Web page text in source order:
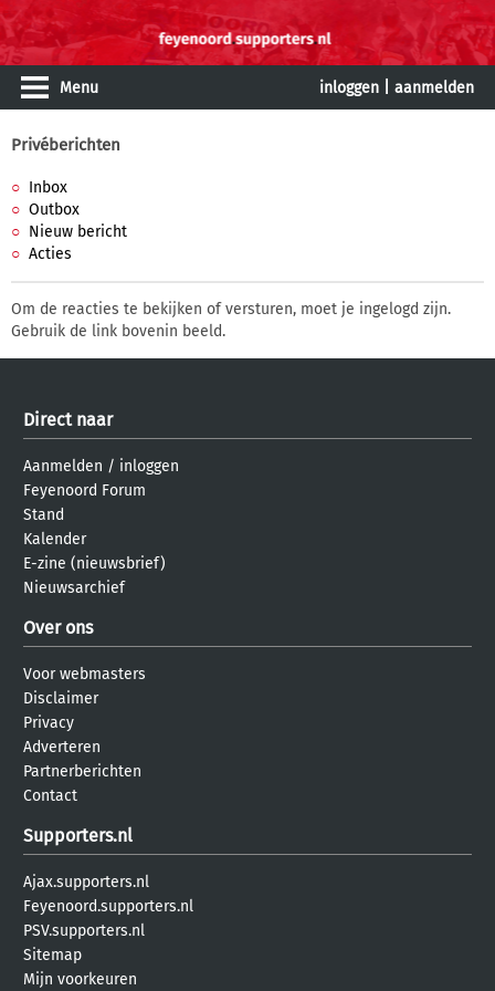
Menu inloggen aanmelden
Privéberichten
Inbox
Outbox
Nieuw bericht
Acties
Om de reacties te bekijken of versturen, moet je ingelogd zijn.
Gebruik de link bovenin beeld.
Direct naar
Aanmelden / inloggen
Feyenoord Forum
Stand
Kalender
E-zine (nieuwsbrief)
Nieuwsarchief
Over ons
Voor webmasters
Disclaimer
Privacy
Adverteren
Partnerberichten
Contact
Supporters.nl
Ajax.supporters.nl
Feyenoord.supporters.nl
PSV.supporters.nl
Sitemap
Mijn voorkeuren